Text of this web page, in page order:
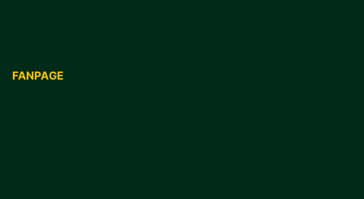
FANPAGE